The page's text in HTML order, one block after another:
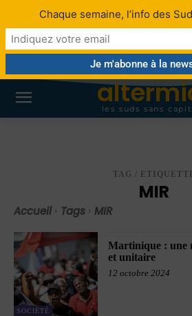
les suds sans
TAG /
MIR
Accueil Tags MIR
SOCIÉTÉ
Martinique : une
et unitaire
12 octobre 2024
Chaque semaine, l’info des